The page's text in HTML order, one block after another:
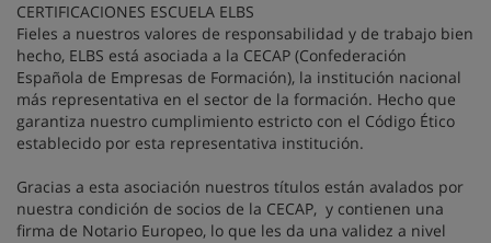
CERTIFICACIONES ESCUELA ELBS
Fieles a nuestros valores de responsabilidad y de trabajo bien
hecho, ELBS está asociada a la CECAP (Confederación
Española de Empresas de Formación), la institución nacional
más representativa en el sector de la formación. Hecho que
garantiza nuestro cumplimiento estricto con el Código Ético
establecido por esta representativa institución.
Gracias a esta asociación nuestros títulos están avalados por
nuestra condición de socios de la CECAP, y contienen una
firma de Notario Europeo, lo que les da una validez a nivel